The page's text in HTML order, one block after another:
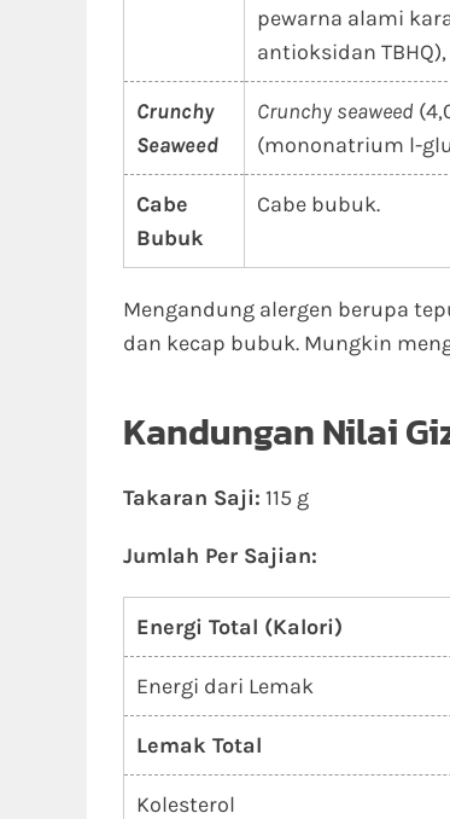
pewarna alami
antioksidan
Crunchy
Seaweed
Crunchy seaweed
(mononatrium l-
Cabe
Bubuk
Cabe bubuk.
Mengandung alergen berupa
dan kecap bubuk. Mungkin
Kandungan Nilai
Takaran Saji: 115 g
Jumlah Per Sajian:
Energi Total (Kalori)
Energi dari Lemak
Lemak Total
Kolesterol